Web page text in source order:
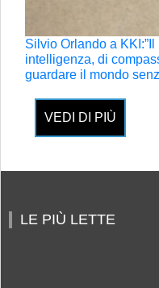
Silvio Orlando a
intelligenza, di
guardare il mondo
VEDI DI PIÙ
LE PIÙ LETTE